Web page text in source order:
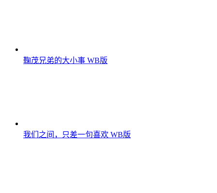
鞠茂兄弟的大小事 WB版
我们之间，只差一句喜欢 WB版